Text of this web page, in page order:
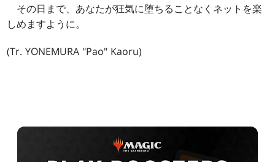
その日まで、あなたが狂気に堕ちることなくネットを楽
しめますように。
(Tr. YONEMURA "Pao" Kaoru)